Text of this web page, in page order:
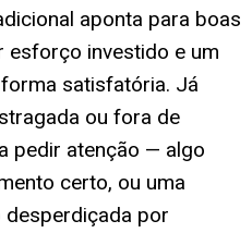
aponta para boas
esforço investido e um
satisfatória. Já
ou fora de
pedir atenção — algo
certo, ou uma
por